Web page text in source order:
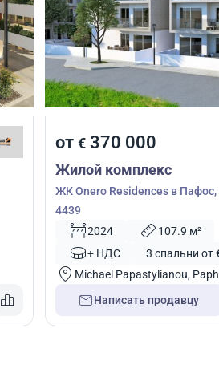
от € 370 000
Жилой комплекс
ЖК Onero Residences в
4439
2024
107.9 м²
+ НДС
3 спальни от
Michael Papastylianou,
Написать продавцу